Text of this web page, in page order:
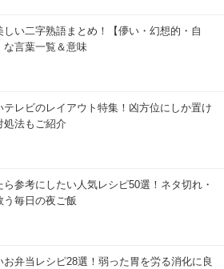
しい二字熟語まとめ！【儚い・幻想的・自
な言葉一覧＆意味
テレビのレイアウト特集！凶方位にしか置け
処法もご紹介
ら参考にしたい人気レシピ50選！ネタ切れ・
う毎日の夜ご飯
お弁当レシピ28選！弱った胃を労る消化に良